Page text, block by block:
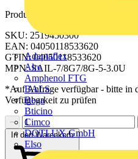
Adaptaflex
Alre
Amphenol FTG
BALS
Bega
Bticino
Cimco
DOTLUX GmbH
Elso
Produktkennzeichen
SKU: 2519450300
EAN: 04050118533620
GTIN: 04050118533620
MPN: SAIL-7/8G7/8G-5-3.0U
*Auf Anfrage verfügbar - bitte in
Verfügbarkeit zu prüfen
−
In den Warenkorb